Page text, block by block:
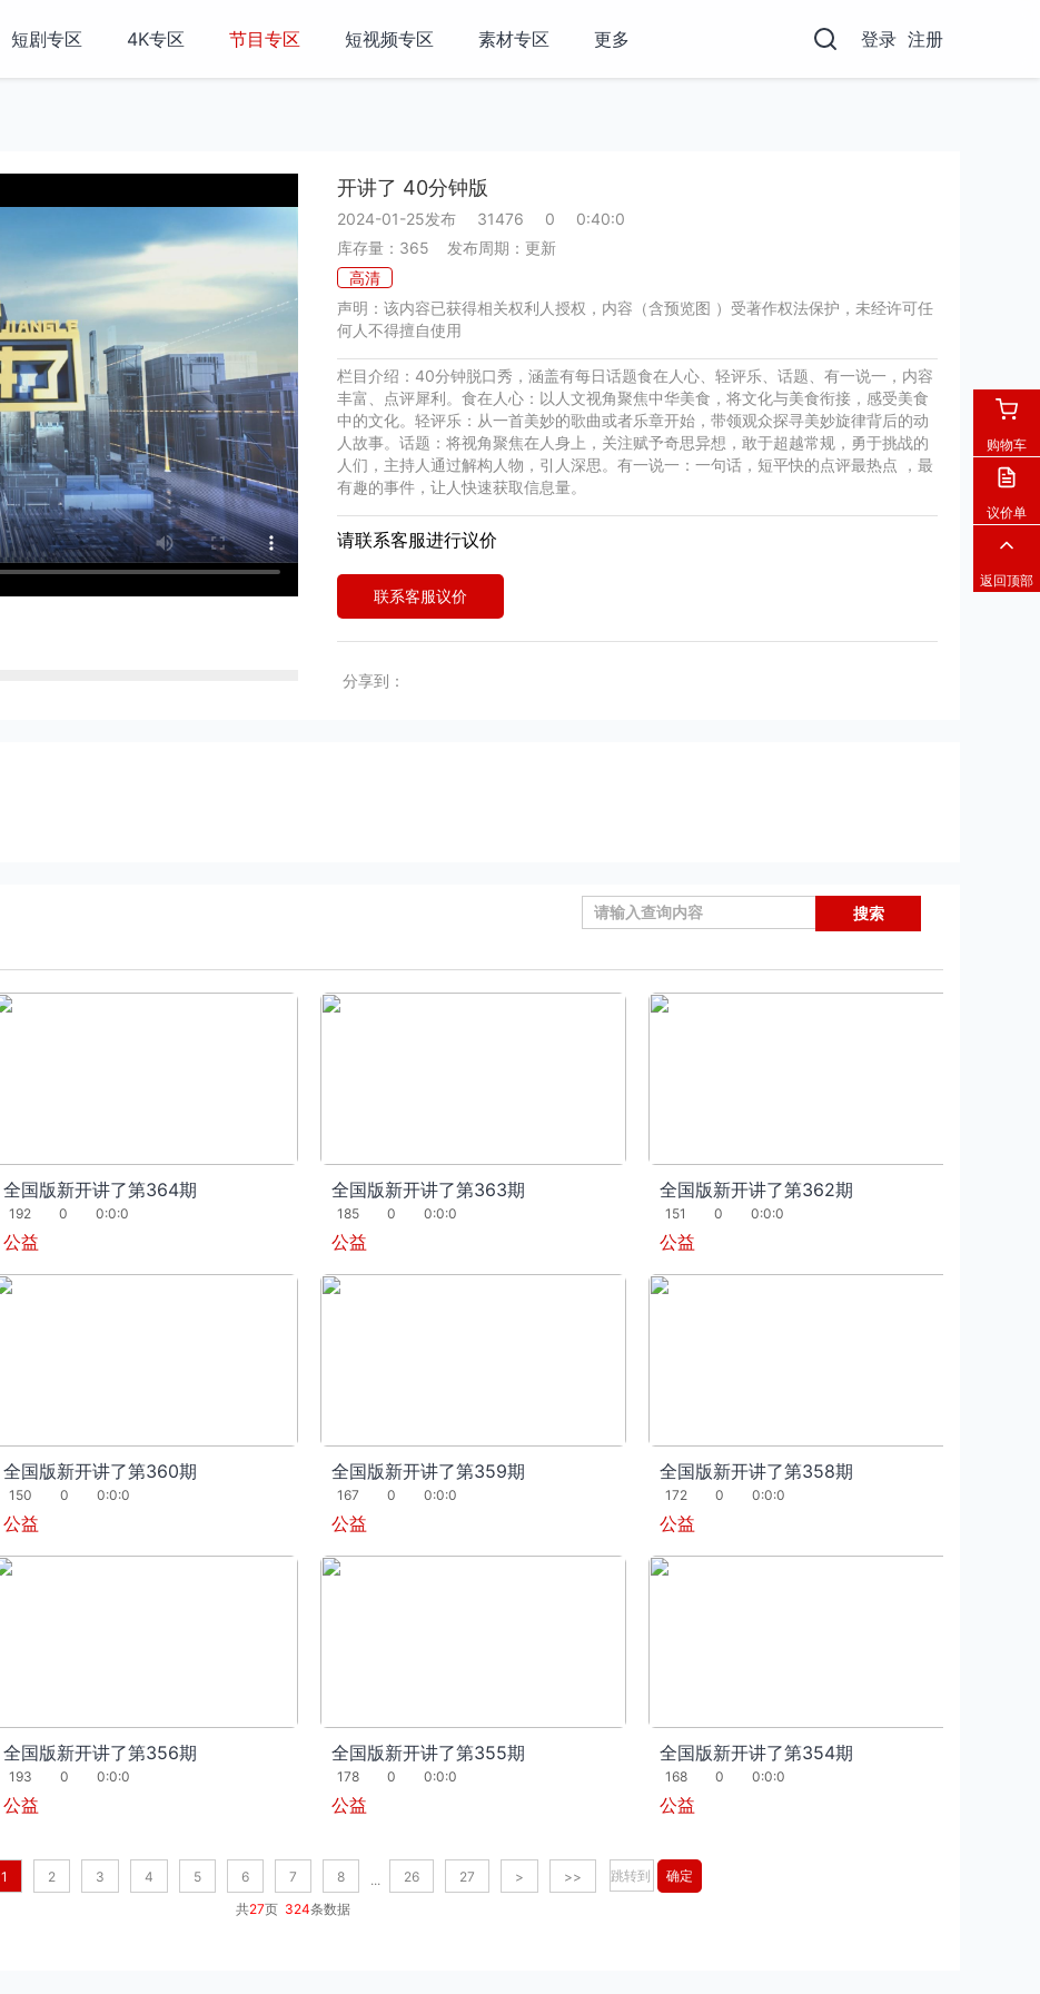
短剧专区 4K专区 节目专区 短视频专区 素材专区 更多 登录 注册
开讲了 40分钟版
2024-01-25发布 31476 0
0:40:0
库存量：365 发布周期：更新
高清
声明：该内容已获得相关权利人授权，内容（含预览图 ）受著作权法保护，未经许可任
何人不得擅自使用
栏目介绍：40分钟脱口秀，涵盖有每日话题食在人心、轻评乐、话题、有一说一，内容
丰富、点评犀利。食在人心：以人文视角聚焦中华美食，将文化与美食衔接，感受美食
中的文化。轻评乐：从一首美妙的歌曲或者乐章开始，带领观众探寻美妙旋律背后的动
人故事。话题：将视角聚焦在人身上，关注赋予奇思异想，敢于超越常规，勇于挑战的
人们，主持人通过解构人物，引人深思。有一说一：一句话，短平快的点评最热点 ，最
有趣的事件，让人快速获取信息量。
请联系客服进行议价
联系客服议价
分享到：
搜索
全国版新开讲了第364期
192 0 0:0:0
公益
全国版新开讲了第363期
185 0 0:0:0
公益
全国版新开讲了第362期
151 0 0:0:0
公益
全国版新开讲了第360期
150 0 0:0:0
公益
全国版新开讲了第359期
167 0 0:0:0
公益
全国版新开讲了第358期
172 0 0:0:0
公益
全国版新开讲了第356期
193 0 0:0:0
公益
全国版新开讲了第355期
178 0 0:0:0
公益
全国版新开讲了第354期
168 0 0:0:0
公益
1 2 3 4 5 6 7 8 ... 26 27 >
>>
共27页 324条数据
购物车
议价单
返回顶部